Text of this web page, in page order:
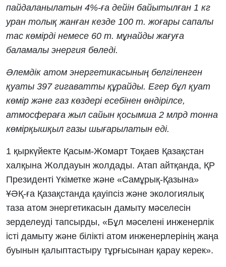
пайдаланылатын 4%-ға дейін байытылған 1 кг
уран толық жанған кезде 100 т. жоғары сапалы
тас көмірді немесе 60 т. мұнайды жағуға
баламалы энергия бөледі.
Әлемдік атом энергетикасының белгіленген
қуаты 397 гигаватты құрайды. Егер бұл қуат
көмір және газ көздері есебінен өндірілсе,
атмосфераға жыл сайын қосымша 2 млрд тонна
көмірқышқыл газы шығарылатын еді.
1 қыркүйекте Қасым-Жомарт Тоқаев Қазақстан
халқына Жолдауын жолдады. Атап айтқанда, ҚР
Президенті Үкіметке және «Самұрық-Қазына»
ҰӘҚ-ға Қазақстанда қауіпсіз және экологиялық
таза атом энергетикасын дамыту мәселесін
зерделеуді тапсырды, «Бұл мәселені инженерлік
істі дамыту және білікті атом инженерлерінің жаңа
буынын қалыптастыру тұрғысынан қарау керек».